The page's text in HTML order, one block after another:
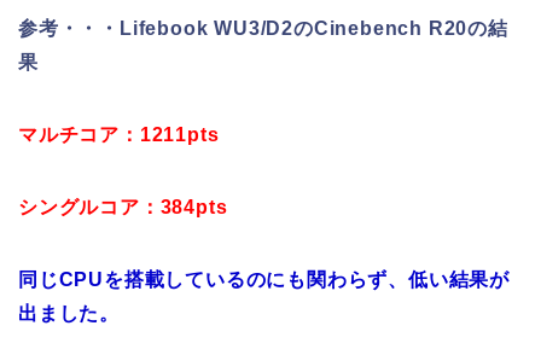
参考・・・Lifebook WU3/D2のCinebench R20の結
果
マルチコア：1211pts
シングルコア：384pts
同じCPUを搭載しているのにも関わらず、低い結果が
出ました。